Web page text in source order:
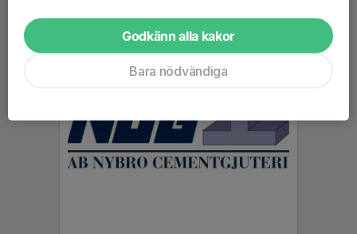
Godkänn alla kakor
Bara nödvändiga